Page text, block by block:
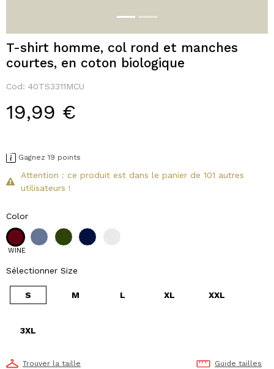
T-shirt homme, col rond et manches
courtes, en coton biologique
Cod: 40TS3311MCU
19,99 €
Gagnez 19 points
Attention : ce produit est dans le panier de 101 autres
utilisateurs !
Color
WINE
Sélectionner Size
S M L XL XXL
3XL
Trouver la taille Guide tailles